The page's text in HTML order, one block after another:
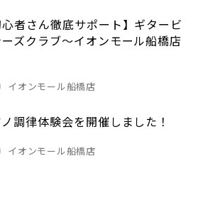
心者さん徹底サポート】ギタービ
ズクラブ～イオンモール船橋店
イオンモール船橋店
調律体験会を開催しました！
イオンモール船橋店